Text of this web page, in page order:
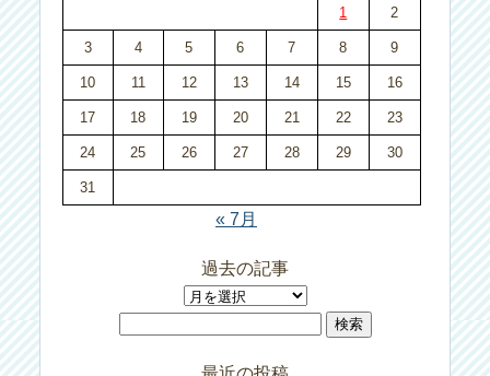
1 2
3 4 5 6 7 8 9
10 11 12 13 14 15 16
17 18 19 20 21 22 23
24 25 26 27 28 29 30
31
« 7月
過去の記事
過